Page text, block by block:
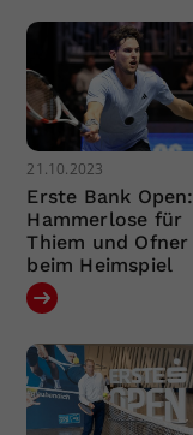
21.10.2023
Erste Bank Open:
Hammerlose für
Thiem und Ofner
beim Heimspiel